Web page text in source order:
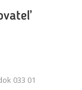
033 01